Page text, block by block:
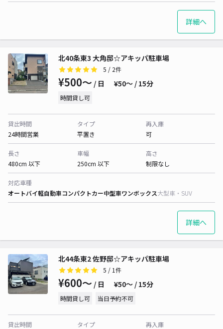
詳細へ
北40条東3 大角邸☆アキッパ駐車場
5 / 2件
¥500〜 / 日 ¥50〜 / 15分
時間貸し可
貸出時間
24時間営業
タイプ
平置き
再入庫
可
長さ
480cm 以下
車幅
250cm 以下
高さ
制限なし
対応車種
オートバイ軽自動車コンパクトカー中型車ワンボックス大型車・SUV
詳細へ
北44条東2 佐野邸☆アキッパ駐車場
5 / 1件
¥600〜 / 日 ¥50〜 / 15分
時間貸し可 当日予約不可
貸出時間
タイプ
再入庫